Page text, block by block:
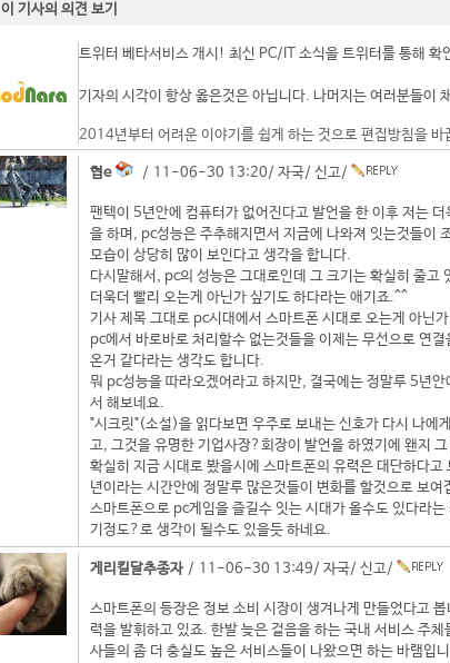
이 기사의 의견 보기
트위터 베타서비스 개시! 최신 PC/IT 소식을 트위터를 통해 확
기자의 시각이 항상 옳은것은 아닙니다. 나머지는 여러분들이
2014년부터 어려운 이야기를 쉽게 하는 것으로 편집방침을 바
협e / 11-06-30 13:20/ 자국/ 신고/
팬텍이 5년안에 컴퓨터가 없어진다고 발언을 한 이후 저는
을 하며, pc성능은 주추해지면서 지금에 나와져 잇는것들이
모습이 상당히 많이 보인다고 생각을 합니다.
다시말해서, pc의 성능은 그대로인데 그 크기는 확실히 줄고
더욱더 빨리 오는게 아닌가 싶기도 하다라는 애기죠.^^
기사 제목 그대로 pc시대에서 스마트폰 시대로 오는게 아닌
pc에서 바로바로 처리할수 없는것들을 이제는 무선으로 연
온거 같다라는 생각도 합니다.
뭐 pc성능을 따라오겠어라고 하지만, 결국에는 정말루 5년
서 해보네요.
"시크릿"(소설)을 읽다보면 우주로 보내는 신호가 다시 나에
고, 그것을 유명한 기업사장?회장이 발언을 하였기에 왠지
확실히 지금 시대로 봤을시에 스마트폰의 유력은 대단하다
년이라는 시간안에 정말루 많은것들이 변화를 할것으로 보여
스마트폰으로 pc게임을 즐길수 잇는 시대가 올수도 있다라
기정도?로 생각이 될수도 있을듯 하네요.
게리킬달추종자 / 11-06-30 13:49/ 자국/ 신고/
스마트폰의 등장은 정보 소비 시장이 생겨나게 만들었다고
력을 발휘하고 있죠. 한발 늦은 걸음을 하는 국내 서비스 주
사들의 좀 더 충실도 높은 서비스들이 나왔으면 하는 바램입